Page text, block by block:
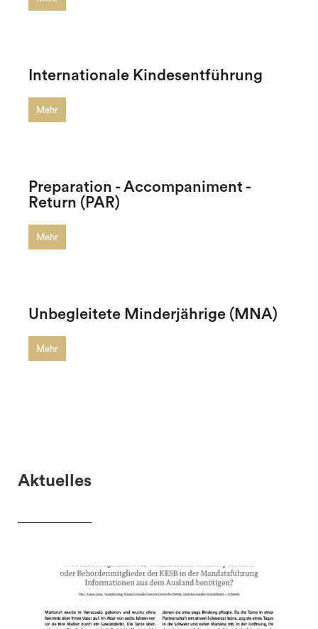
Internationale Kindesentführung
Mehr
Preparation - Accompaniment -
Return (PAR)
Mehr
Unbegleitete Minderjährige (MNA)
Mehr
Aktuelles